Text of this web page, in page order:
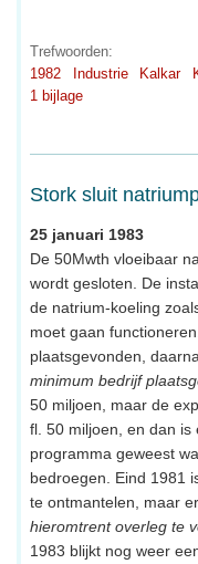
Trefwoorden:
1982
Industrie Kalkar
1 bijlage
Stork sluit
25 januari 1983
De 50Mwth vloeibaar
wordt gesloten. De
de natrium-koeling
moet gaan
plaatsgevonden,
minimum bedrijf
50 miljoen, maar de
fl. 50 miljoen, en dan
programma geweest
bedroegen. Eind 1981
te ontmantelen, maar
hieromtrent overleg te
1983 blijkt nog weer